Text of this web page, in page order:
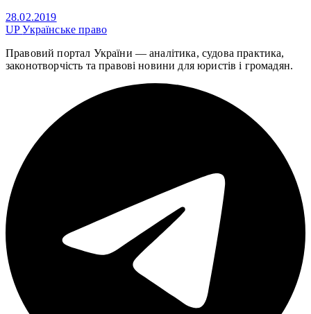
28.02.2019
UPУкраїнське право
Правовий портал України — аналітика, судова практика,
законотворчість та правові новини для юристів і громадян.